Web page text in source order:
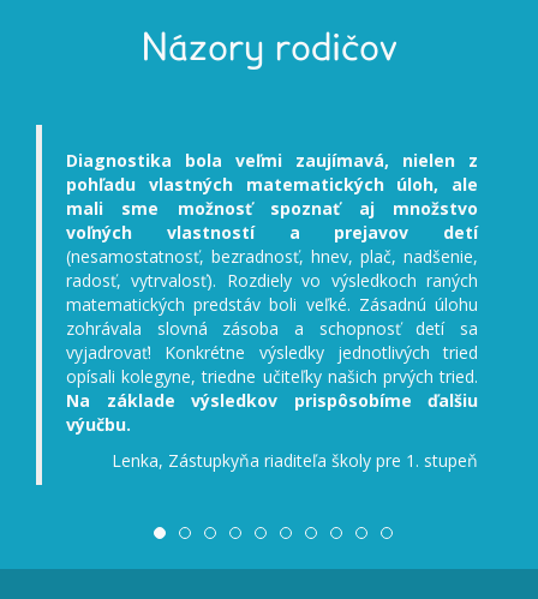
Názory rodičov
Diagnostika bola veľmi zaujímavá, nielen z
pohľadu vlastných matematických úloh, ale
mali sme možnosť spoznať aj množstvo
voľných vlastností a prejavov detí
(nesamostatnosť, bezradnosť, hnev, plač, nadšenie,
radosť, vytrvalosť). Rozdiely vo výsledkoch raných
matematických predstáv boli veľké. Zásadnú úlohu
zohrávala slovná zásoba a schopnosť detí sa
vyjadrovať! Konkrétne výsledky jednotlivých tried
opísali kolegyne, triedne učiteľky našich prvých tried.
Na základe výsledkov prispôsobíme ďalšiu
výučbu.
Lenka, Zástupkyňa riaditeľa školy pre 1. stupeň